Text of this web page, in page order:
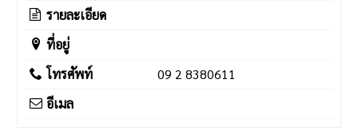
รายละเอียด
ที่อยู่
โทรศัพท์
09 2 8380611
อีเมล